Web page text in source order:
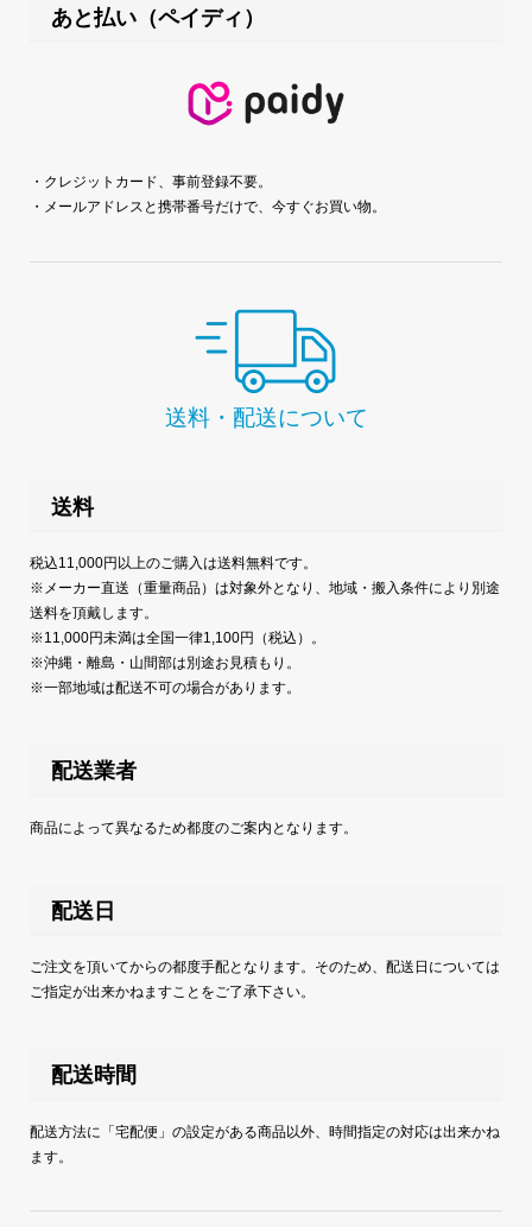
あと払い（ペイディ）
・クレジットカード、事前登録不要。
・メールアドレスと携帯番号だけで、今すぐお買い物。
送料・配送について
送料
税込11,000円以上のご購入は送料無料です。
※メーカー直送（重量商品）は対象外となり、地域・搬入条件により別途
送料を頂戴します。
※11,000円未満は全国一律1,100円（税込）。
※沖縄・離島・山間部は別途お見積もり。
※一部地域は配送不可の場合があります。
配送業者
商品によって異なるため都度のご案内となります。
配送日
ご注文を頂いてからの都度手配となります。そのため、配送日については
ご指定が出来かねますことをご了承下さい。
配送時間
配送方法に「宅配便」の設定がある商品以外、時間指定の対応は出来かね
ます。